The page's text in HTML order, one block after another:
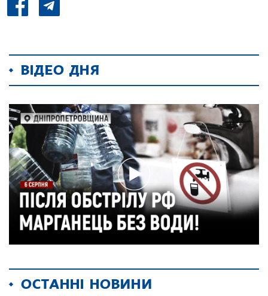
ВІДЕО ДНЯ
ОСТАННІ НОВИНИ